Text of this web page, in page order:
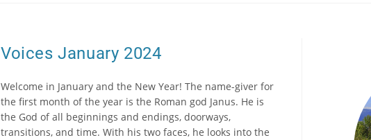
Voices January 2024
Welcome in January and the New Year! The name-giver for
the first month of the year is the Roman god Janus. He is
the God of all beginnings and endings, doorways,
transitions, and time. With his two faces, he looks into the